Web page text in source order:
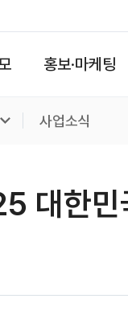
홍보·마케팅
사업소식
대한민